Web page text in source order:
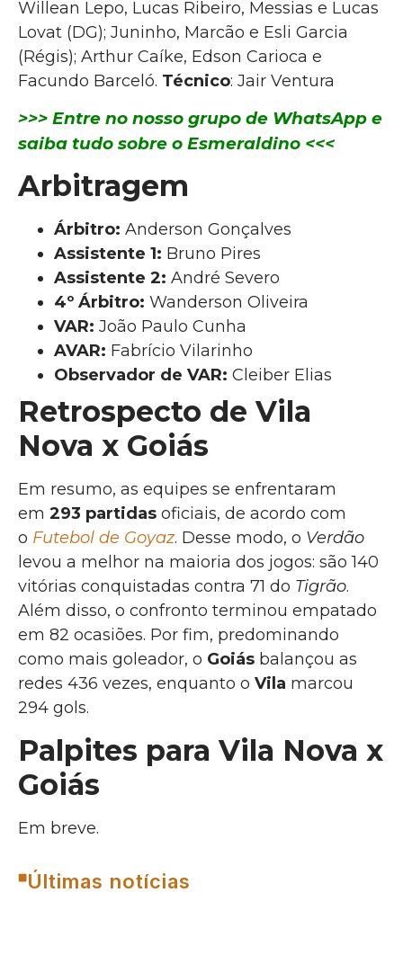
Willean Lepo, Lucas Ribeiro, Messias e Lucas
Lovat (DG); Juninho, Marcão e Esli Garcia
(Régis); Arthur Caíke, Edson Carioca e
Facundo Barceló. Técnico: Jair Ventura
>>> Entre no nosso grupo de WhatsApp e
saiba tudo sobre o Esmeraldino <<<
Arbitragem
Árbitro: Anderson Gonçalves
Assistente 1: Bruno Pires
Assistente 2: André Severo
4º Árbitro: Wanderson Oliveira
VAR: João Paulo Cunha
AVAR: Fabrício Vilarinho
Observador de VAR: Cleiber Elias
Retrospecto de Vila
Nova x Goiás
Em resumo, as equipes se enfrentaram
em 293 partidas oficiais, de acordo com
o Futebol de Goyaz. Desse modo, o Verdão
levou a melhor na maioria dos jogos: são 140
vitórias conquistadas contra 71 do Tigrão.
Além disso, o confronto terminou empatado
em 82 ocasiões. Por fim, predominando
como mais goleador, o Goiás balançou as
redes 436 vezes, enquanto o Vila marcou
294 gols.
Palpites para Vila Nova x
Goiás
Em breve.
Últimas notícias